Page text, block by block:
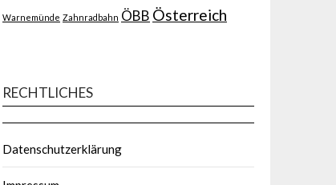
Warnemünde Zahnradbahn ÖBB Österreich
RECHTLICHES
Datenschutzerklärung